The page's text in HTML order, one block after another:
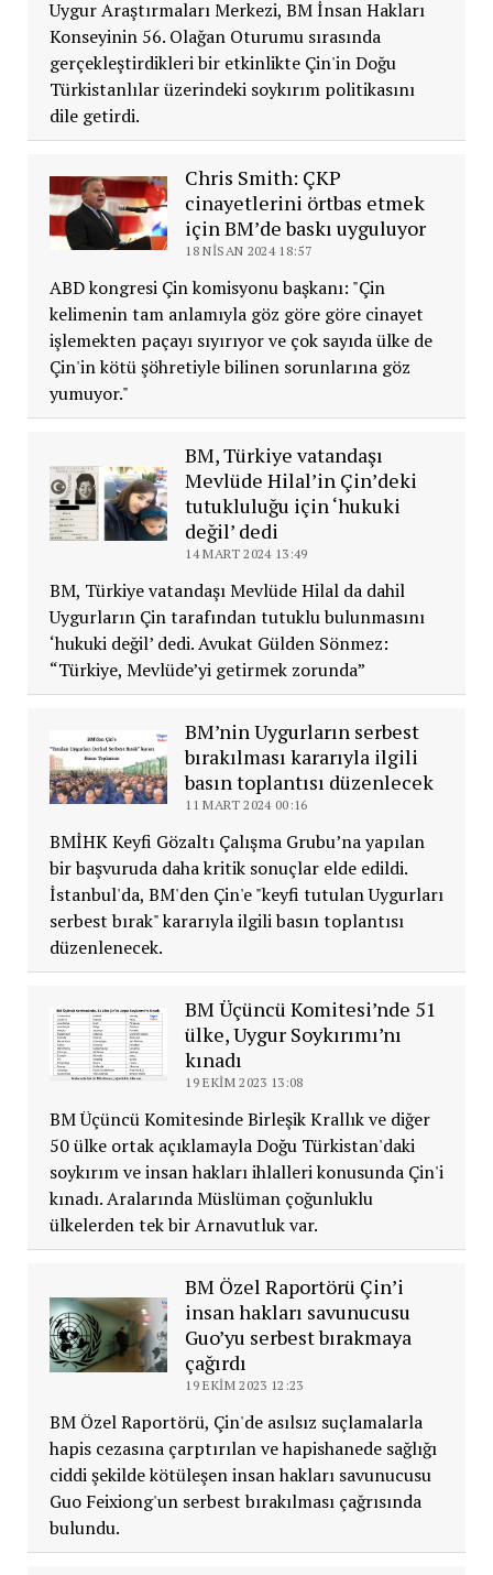
Uygur Araştırmaları Merkezi, BM İnsan Hakları
Konseyinin 56. Olağan Oturumu sırasında
gerçekleştirdikleri bir etkinlikte Çin'in Doğu
Türkistanlılar üzerindeki soykırım politikasını
dile getirdi.
Chris Smith: ÇKP
cinayetlerini örtbas etmek
için BM’de baskı uyguluyor
18 NISAN 2024 18:57
ABD kongresi Çin komisyonu başkanı: "Çin
kelimenin tam anlamıyla göz göre göre cinayet
işlemekten paçayı sıyırıyor ve çok sayıda ülke de
Çin'in kötü şöhretiyle bilinen sorunlarına göz
yumuyor."
BM, Türkiye vatandaşı
Mevlüde Hilal’in Çin’deki
tutukluluğu için ‘hukuki
değil’ dedi
14 MART 2024 13:49
BM, Türkiye vatandaşı Mevlüde Hilal da dahil
Uygurların Çin tarafından tutuklu bulunmasını
‘hukuki değil’ dedi. Avukat Gülden Sönmez:
“Türkiye, Mevlüde’yi getirmek zorunda”
BM’nin Uygurların serbest
bırakılması kararıyla ilgili
basın toplantısı düzenlecek
11 MART 2024 00:16
BMİHK Keyfi Gözaltı Çalışma Grubu’na yapılan
bir başvuruda daha kritik sonuçlar elde edildi.
İstanbul'da, BM'den Çin'e "keyfi tutulan Uygurları
serbest bırak" kararıyla ilgili basın toplantısı
düzenlenecek.
BM Üçüncü Komitesi’nde 51
ülke, Uygur Soykırımı’nı
kınadı
19 EKIM 2023 13:08
BM Üçüncü Komitesinde Birleşik Krallık ve diğer
50 ülke ortak açıklamayla Doğu Türkistan'daki
soykırım ve insan hakları ihlalleri konusunda Çin'i
kınadı. Aralarında Müslüman çoğunluklu
ülkelerden tek bir Arnavutluk var.
BM Özel Raportörü Çin’i
insan hakları savunucusu
Guo’yu serbest bırakmaya
çağırdı
19 EKIM 2023 12:23
BM Özel Raportörü, Çin'de asılsız suçlamalarla
hapis cezasına çarptırılan ve hapishanede sağlığı
ciddi şekilde kötüleşen insan hakları savunucusu
Guo Feixiong'un serbest bırakılması çağrısında
bulundu.